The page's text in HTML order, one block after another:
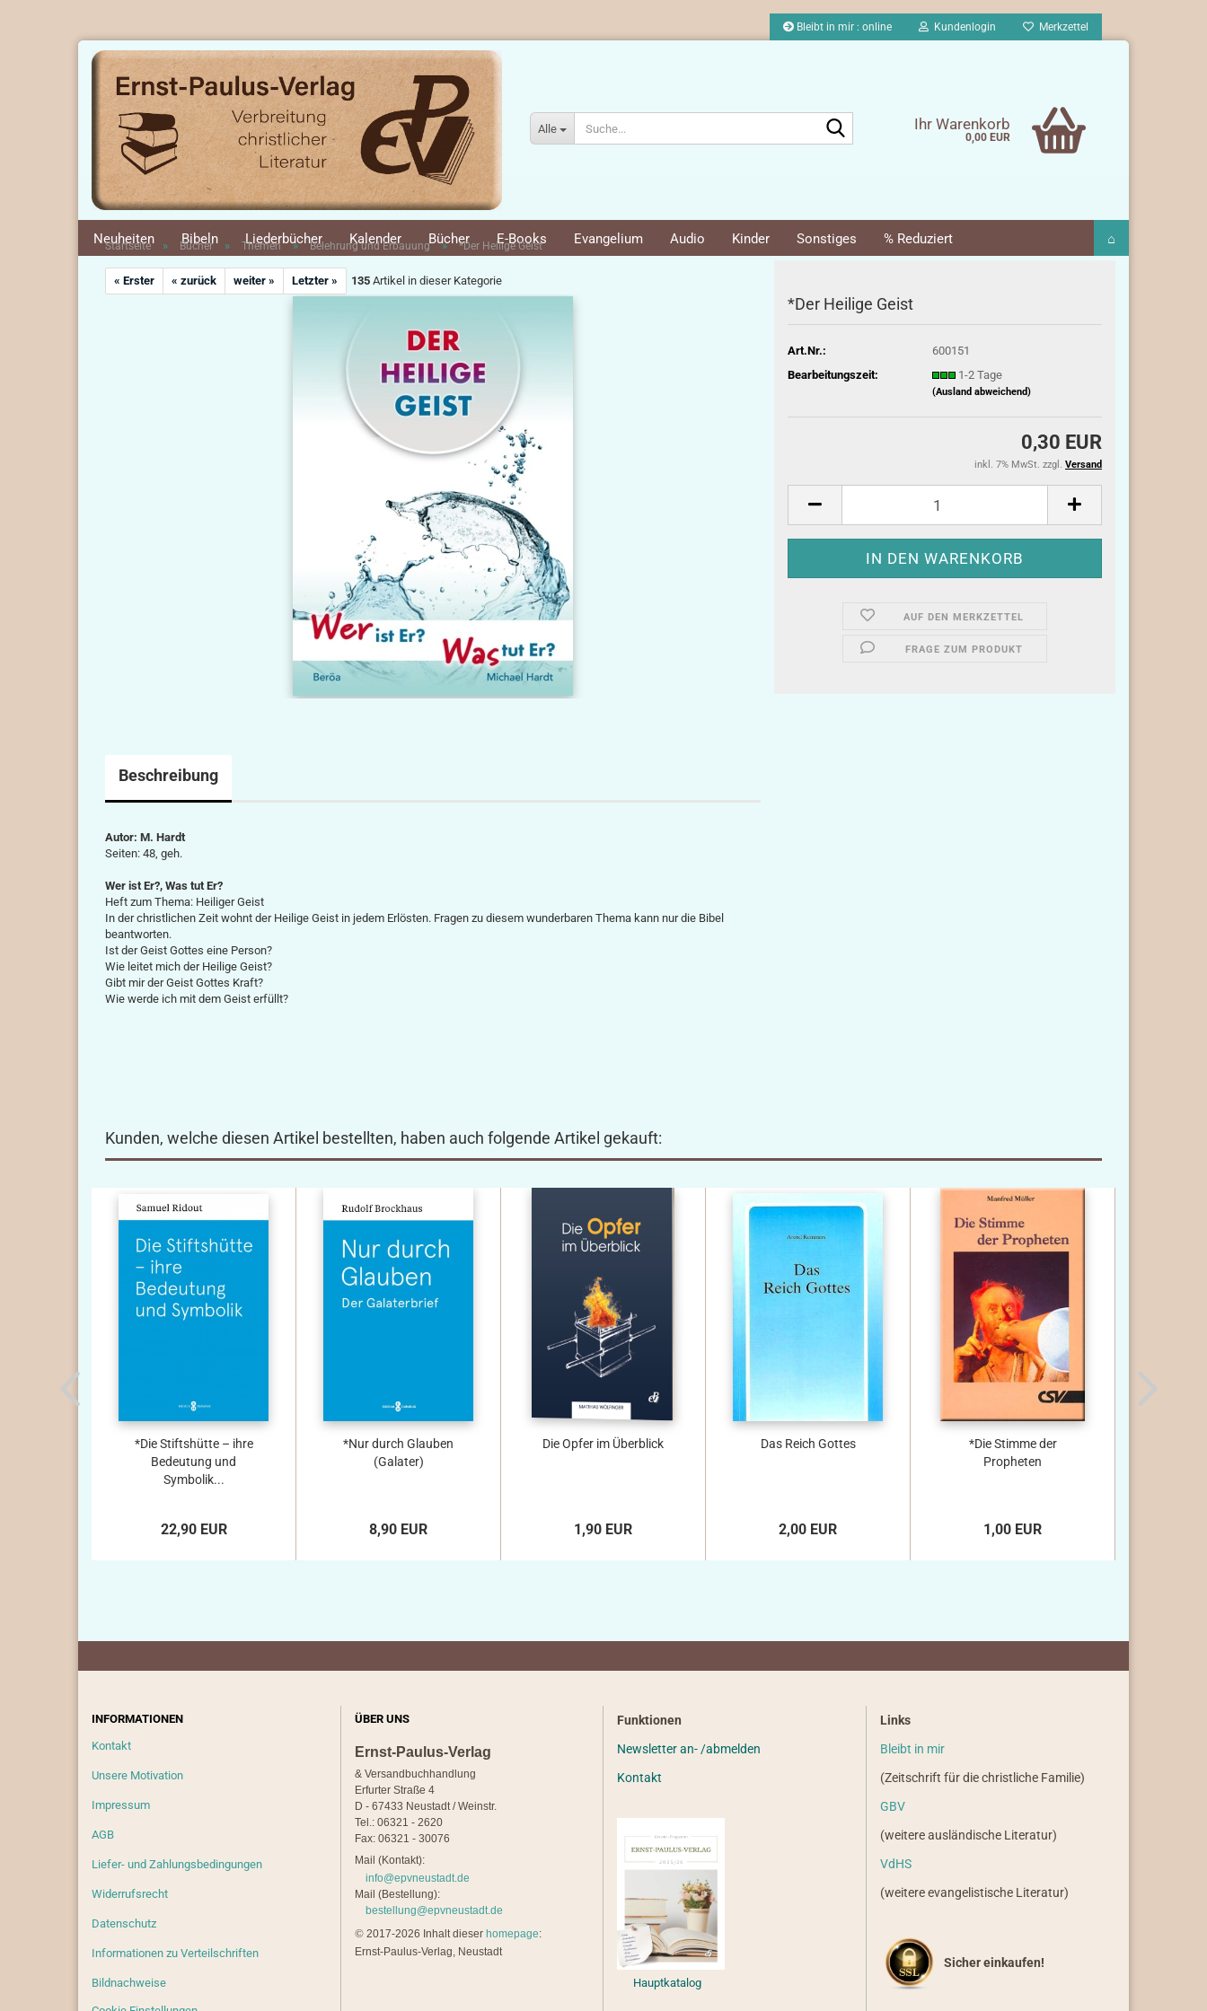
Bleibt in mir : online Kundenlogin Merkzettel
Alle Ihr Warenkorb
0,00 EUR
Neuheiten Bibeln Liederbücher Kalender Bücher E-Books Evangelium Audio Kinder Sonstiges % Reduziert ⌂
Startseite » Bücher » Themen » Belehrung und Erbauung » *Der Heilige Geist
« Erster « zurück weiter » Letzter » 135 Artikel in dieser Kategorie
*Der Heilige Geist
Art.Nr.:
600151
Bearbeitungszeit:
1-2 Tage
(Ausland abweichend)
0,30 EUR
inkl. 7% MwSt. zzgl. Versand
AUF DEN MERKZETTEL
FRAGE ZUM PRODUKT
Beschreibung
Autor: M. Hardt
Seiten: 48, geh.
Wer ist Er?, Was tut Er?
Heft zum Thema: Heiliger Geist
In der christlichen Zeit wohnt der Heilige Geist in jedem Erlösten. Fragen zu diesem wunderbaren Thema kann nur die Bibel
beantworten.
Ist der Geist Gottes eine Person?
Wie leitet mich der Heilige Geist?
Gibt mir der Geist Gottes Kraft?
Wie werde ich mit dem Geist erfüllt?
Kunden, welche diesen Artikel bestellten, haben auch folgende Artikel gekauft:
*Die Stiftshütte – ihre
Bedeutung und
Symbolik...
22,90 EUR
*Nur durch Glauben
(Galater)
8,90 EUR
Die Opfer im Überblick
1,90 EUR
Das Reich Gottes
2,00 EUR
*Die Stimme der
Propheten
1,00 EUR
INFORMATIONEN
Kontakt
Unsere Motivation
Impressum
AGB
Liefer- und Zahlungsbedingungen
Widerrufsrecht
Datenschutz
Informationen zu Verteilschriften
Bildnachweise
ÜBER UNS
Ernst-Paulus-Verlag
& Versandbuchhandlung
Erfurter Straße 4
D - 67433 Neustadt / Weinstr.
Tel.: 06321 - 2620
Fax: 06321 - 30076
Mail (Kontakt):
info@epvneustadt.de
Mail (Bestellung):
bestellung@epvneustadt.de
© 2017-2026 Inhalt dieser homepage:
Ernst-Paulus-Verlag, Neustadt
Funktionen
Newsletter an- /abmelden
Kontakt
Hauptkatalog
Links
Bleibt in mir
(Zeitschrift für die christliche Familie)
GBV
(weitere ausländische Literatur)
VdHS
(weitere evangelistische Literatur)
Sicher einkaufen!